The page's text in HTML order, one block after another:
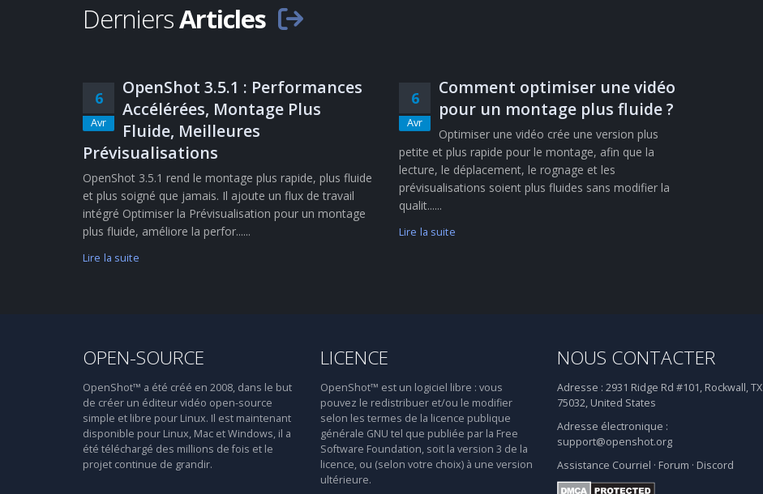
DerniersArticles
6
Avr
OpenShot 3.5.1 : Performances
Accélérées, Montage Plus
Fluide, Meilleures
Prévisualisations
OpenShot 3.5.1 rend le montage plus rapide, plus fluide
et plus soigné que jamais. Il ajoute un flux de travail
intégré Optimiser la Prévisualisation pour un montage
plus fluide, améliore la perfor......
Lire la suite
6
Avr
Comment optimiser une vidéo
pour un montage plus fluide ?
Optimiser une vidéo crée une version plus
petite et plus rapide pour le montage, afin que la
lecture, le déplacement, le rognage et les
prévisualisations soient plus fluides sans modifier la
qualit......
Lire la suite
OPEN-SOURCE
OpenShot™ a été créé en 2008, dans le but
de créer un éditeur vidéo open-source
simple et libre pour Linux. Il est maintenant
disponible pour Linux, Mac et Windows, il a
été téléchargé des millions de fois et le
projet continue de grandir.
LICENCE
OpenShot™ est un logiciel libre : vous
pouvez le redistribuer et/ou le modifier
selon les termes de la licence publique
générale GNU tel que publiée par la Free
Software Foundation, soit la version 3 de la
licence, ou (selon votre choix) à une version
ultérieure.
NOUS CONTACTER
Adresse : 2931 Ridge Rd #101, Rockwall, TX
75032, United States
Adresse électronique :
support@openshot.org
Assistance Courriel · Forum · Discord